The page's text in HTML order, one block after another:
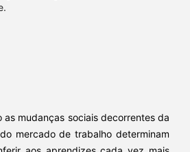
mudanças sociais decorrentes da
mercado de trabalho determinam